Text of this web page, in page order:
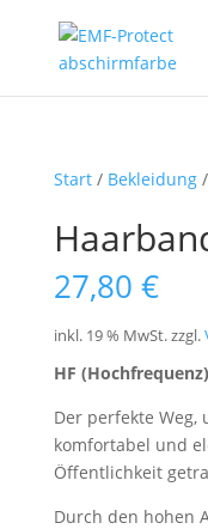
Start/ Bekleidung/
27,80 €
inkl. 19 % MwSt.zzgl.
HF (Hochfrequenz)
Der perfekte Weg,
komfortabel und
Öffentlichkeit
Durch den hohen